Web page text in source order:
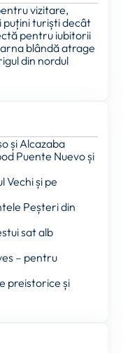
vizitare,
turiști decât
pentru iubitorii
blândă atrage
din nordul
și Alcazaba
Puente Nuevo și
Vechi și pe
Peșteri din
sat alb
– pentru
preistorice și